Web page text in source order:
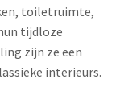
toiletruimte,
tijdloze
zijn ze een
interieurs.